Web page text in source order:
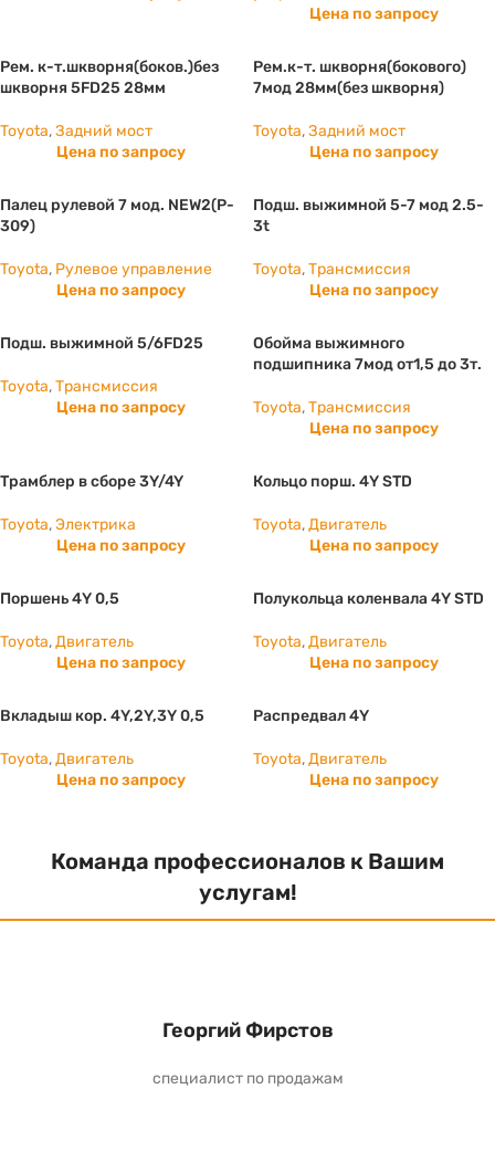
Цена по запросу
Рем. к-т.шкворня(боков.)без
шкворня 5FD25 28мм
Toyota,Задний мост
Цена по запросу
Рем.к-т. шкворня(бокового)
7мод 28мм(без шкворня)
Toyota,Задний мост
Цена по запросу
Палец рулевой 7 мод. NEW2(P-
309)
Toyota, Рулевое управление
Цена по запросу
Подш. выжимной 5-7 мод 2.5-
3t
Toyota,Трансмиссия
Цена по запросу
Подш. выжимной 5/6FD25
Toyota,Трансмиссия
Цена по запросу
Обойма выжимного
подшипника 7мод от1,5 до 3т.
Toyota,Трансмиссия
Цена по запросу
Трамблер в сборе 3Y/4Y
Toyota,Электрика
Цена по запросу
Кольцо порш. 4Y STD
Toyota,Двигатель
Цена по запросу
Поршень 4Y 0,5
Toyota,Двигатель
Цена по запросу
Полукольца коленвала 4Y STD
Toyota,Двигатель
Цена по запросу
Вкладыш кор. 4Y,2Y,3Y 0,5
Toyota,Двигатель
Цена по запросу
Распредвал 4Y
Toyota,Двигатель
Цена по запросу
Команда профессионалов к Вашим
услугам!
Георгий Фирстов
специалист по продажам